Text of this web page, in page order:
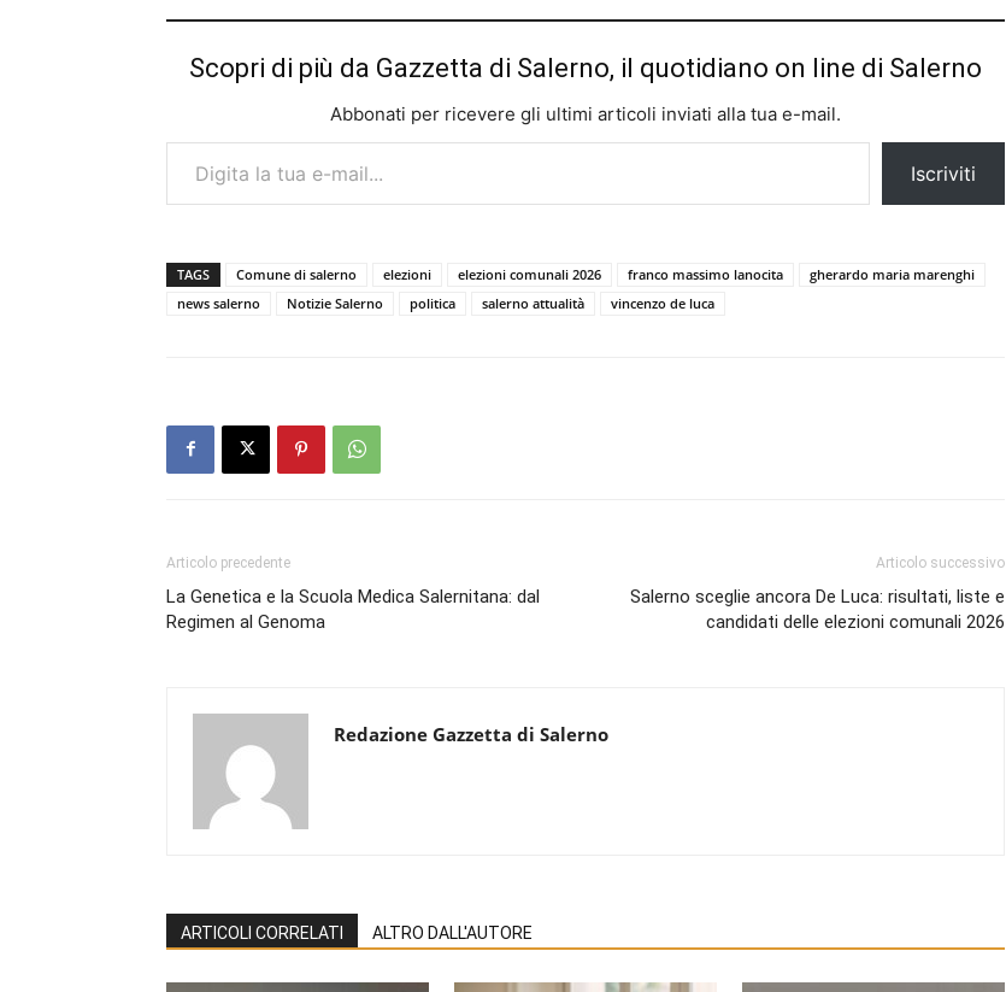
Scopri di più da Gazzetta di Salerno, il quotidiano on line di Salerno
Abbonati per ricevere gli ultimi articoli inviati alla tua e-mail.
Digita la tua e-mail...
Iscriviti
TAGS Comune di salerno elezioni elezioni comunali 2026 franco massimo lanocita
gherardo maria marenghi
news salerno
Notizie Salerno politica salerno attualità vincenzo de luca
Articolo precedente
La Genetica e la Scuola Medica Salernitana: dal
Regimen al Genoma
Articolo successivo
Salerno sceglie ancora De Luca: risultati, liste e
candidati delle elezioni comunali 2026
Redazione Gazzetta di Salerno
ARTICOLI CORRELATI ALTRO DALL'AUTORE